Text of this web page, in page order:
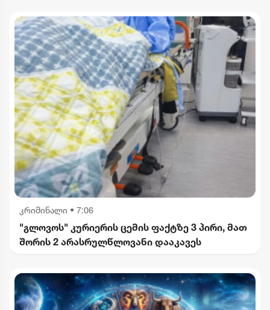
კრიმინალი • 7:06
"გლოვოს" კურიერის ცემის ფაქტზე 3 პირი, მათ
შორის 2 არასრულწლოვანი დააკავეს